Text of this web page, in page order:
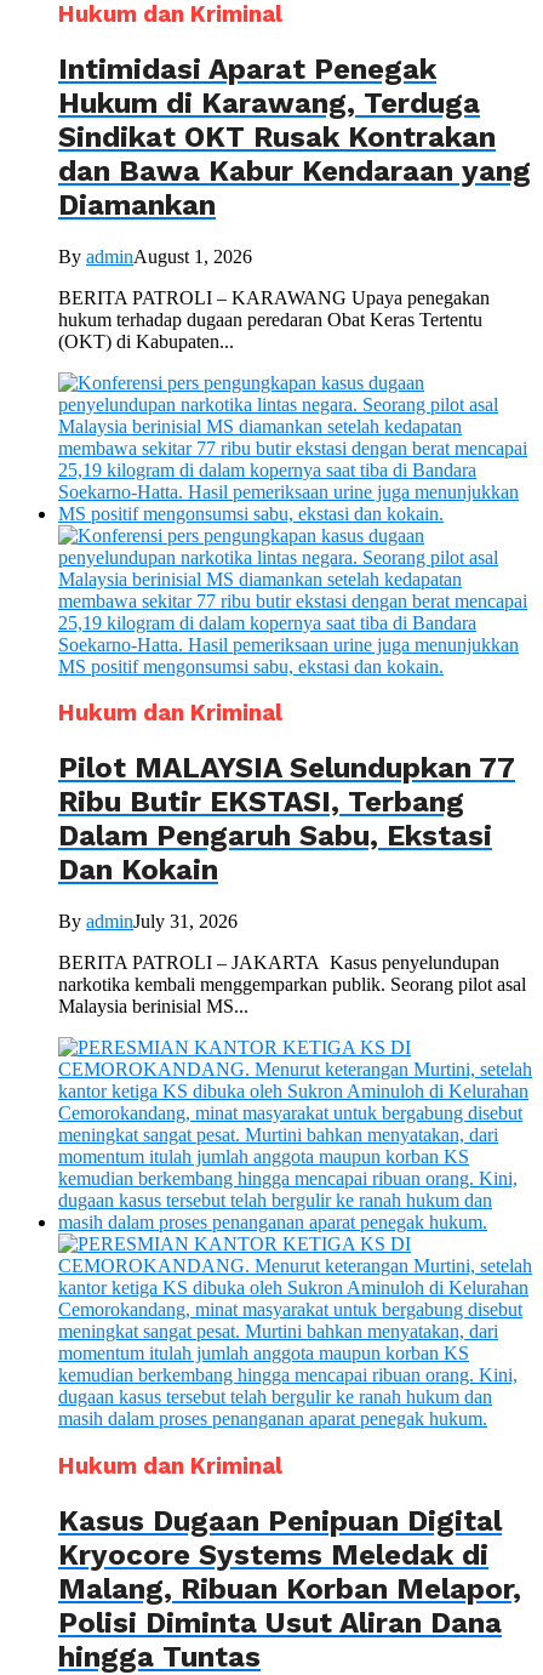
Hukum dan Kriminal
Intimidasi Aparat Penegak
Hukum di Karawang, Terduga
Sindikat OKT Rusak Kontrakan
dan Bawa Kabur Kendaraan yang
Diamankan
By adminAugust 1, 2026
BERITA PATROLI – KARAWANG Upaya penegakan
hukum terhadap dugaan peredaran Obat Keras Tertentu
(OKT) di Kabupaten...
Hukum dan Kriminal
Pilot MALAYSIA Selundupkan 77
Ribu Butir EKSTASI, Terbang
Dalam Pengaruh Sabu, Ekstasi
Dan Kokain
By adminJuly 31, 2026
BERITA PATROLI – JAKARTA Kasus penyelundupan
narkotika kembali menggemparkan publik. Seorang pilot asal
Malaysia berinisial MS...
Hukum dan Kriminal
Kasus Dugaan Penipuan Digital
Kryocore Systems Meledak di
Malang, Ribuan Korban Melapor,
Polisi Diminta Usut Aliran Dana
hingga Tuntas